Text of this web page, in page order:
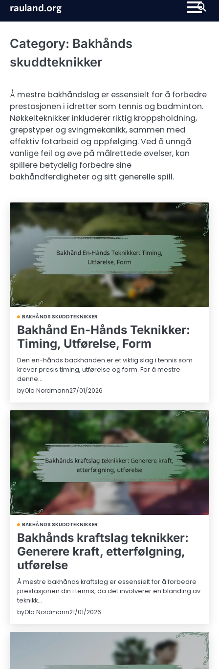
Skiprauland.org
Category: Bakhånds
skuddteknikker
Å mestre bakhåndslag er essensielt for å forbedre
prestasjonen i idretter som tennis og badminton.
Nøkkelteknikker inkluderer riktig kroppsholdning,
grepstyper og svingmekanikk, sammen med
effektiv fotarbeid og oppfølging. Ved å unngå
vanlige feil og øve på målrettede øvelser, kan
spillere betydelig forbedre sine
bakhåndferdigheter og sitt generelle spill.
BAKHÅNDS SKUDDTEKNIKKER
Bakhånd En-Hånds Teknikker:
Timing, Utførelse, Form
Den en-hånds backhanden er et viktig slag i tennis som
krever presis timing, utførelse og form. For å mestre
denne…
byOla Nordmann27/01/2026
BAKHÅNDS SKUDDTEKNIKKER
Bakhånds kraftslag teknikker:
Generere kraft, etterfølgning,
utførelse
Å mestre bakhånds kraftslag er essensielt for å forbedre
prestasjonen din i tennis, da det involverer en blanding av
teknikk…
byOla Nordmann21/01/2026